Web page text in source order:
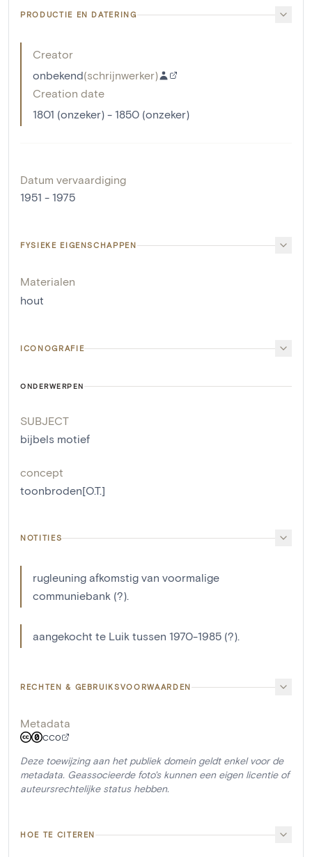
PRODUCTIE EN DATERING
Creator
onbekend(schrijnwerker)
Creation date
1801 (onzeker) - 1850 (onzeker)
Datum vervaardiging
1951 - 1975
FYSIEKE EIGENSCHAPPEN
Materialen
hout
ICONOGRAFIE
ONDERWERPEN
SUBJECT
bijbels motief
concept
toonbroden[O.T.]
NOTITIES
rugleuning afkomstig van voormalige
communiebank (?).
aangekocht te Luik tussen 1970-1985 (?).
RECHTEN & GEBRUIKSVOORWAARDEN
Metadata
CC0
Deze toewijzing aan het publiek domein geldt enkel voor de
metadata. Geassocieerde foto's kunnen een eigen licentie of
auteursrechtelijke status hebben.
HOE TE CITEREN